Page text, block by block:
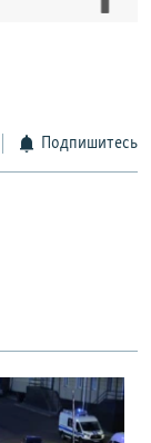
Подпишитесь